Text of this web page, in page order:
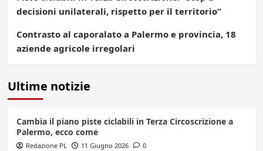
decisioni unilaterali, rispetto per il territorio”
Contrasto al caporalato a Palermo e provincia, 18
aziende agricole irregolari
Ultime notizie
Cambia il piano piste ciclabili in Terza Circoscrizione a
Palermo, ecco come
Redazione PL 11 Giugno 2026 0